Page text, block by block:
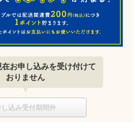
在お申し込みを受け付けて
おりません
し込み受付期間外